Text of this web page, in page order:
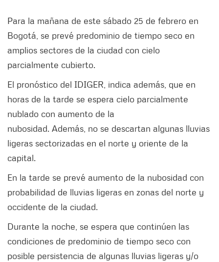
Para la mañana de este sábado 25 de febrero en
Bogotá, se prevé predominio de tiempo seco en
amplios sectores de la ciudad con cielo
parcialmente cubierto.
El pronóstico del IDIGER, indica además, que en
horas de la tarde se espera cielo parcialmente
nublado con aumento de la
nubosidad. Además, no se descartan algunas lluvias
ligeras sectorizadas en el norte y oriente de la
capital.
En la tarde se prevé aumento de la nubosidad con
probabilidad de lluvias ligeras en zonas del norte y
occidente de la ciudad.
Durante la noche, se espera que continúen las
condiciones de predominio de tiempo seco con
posible persistencia de algunas lluvias ligeras y/o